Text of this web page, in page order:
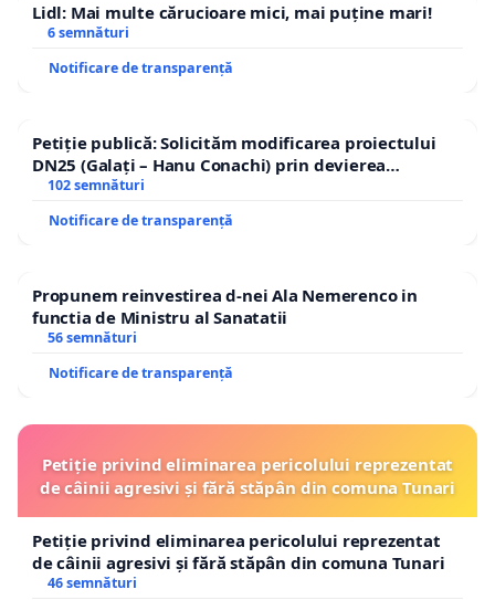
Lidl: Mai multe cărucioare mici, mai puține mari!
6 semnături
Notificare de transparență
Petiție publică: Solicităm modificarea proiectului
DN25 (Galați – Hanu Conachi) prin devierea
traseului în afara localităților!
102 semnături
Notificare de transparență
Propunem reinvestirea d-nei Ala Nemerenco in
functia de Ministru al Sanatatii
56 semnături
Notificare de transparență
Petiție privind eliminarea pericolului reprezentat
de câinii agresivi și fără stăpân din comuna Tunari
Petiție privind eliminarea pericolului reprezentat
de câinii agresivi și fără stăpân din comuna Tunari
46 semnături